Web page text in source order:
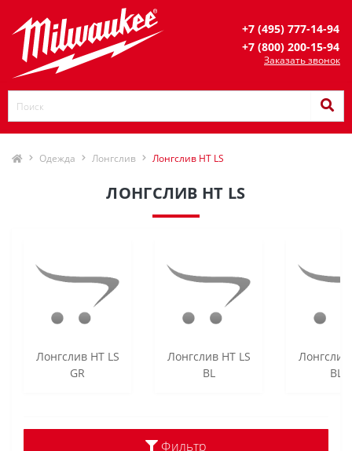
+7 (495) 777-14-94
+7 (800) 200-15-94
Заказать звонок
Одежда Лонгслив Лонгслив HT LS
ЛОНГСЛИВ HT LS
Лонгслив HT LS
GR
Лонгслив HT LS
BL
Лонгслив
BLU
Фильтр